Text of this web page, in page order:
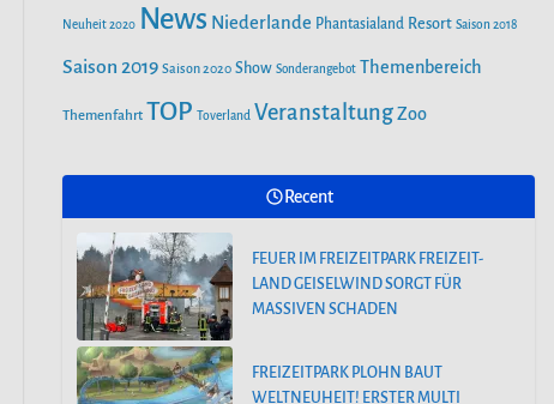
ZIEHT INS RAVENSBURGER
SAISONSTART IM PLAYMOBIL-
FUNPARK
FEUER IM FREIZEITPARK FREIZEIT-
LAND GEISELWIND SORGT FÜR
Neuheit 2020 News Niederlande Phantasialand Resort Saison 2018
Saison 2019 Saison 2020 Show Sonderangebot Themenbereich
Themenfahrt TOP Toverland Veranstaltung Zoo
Recent
FEUER IM FREIZEITPARK FREIZEIT-
LAND GEISELWIND SORGT FÜR
MASSIVEN SCHADEN
FREIZEITPARK PLOHN BAUT
WELTNEUHEIT! ERSTER MULTI